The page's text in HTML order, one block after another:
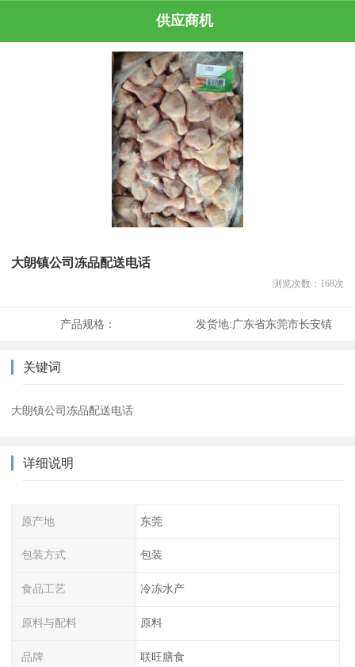
供应商机
大朗镇公司冻品配送电话
浏览次数： 168次
产品规格： 发货地:广东省东莞市长安镇
关键词
大朗镇公司冻品配送电话
详细说明
原产地 东莞
包装方式 包装
食品工艺 冷冻水产
原料与配料 原料
品牌 联旺膳食